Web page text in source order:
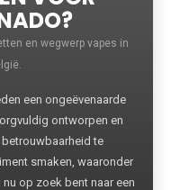
en wegwerp vapes in
een ongeëvenaarde
ontworpen en
te
smaken, waaronder
op zoek bent naar een